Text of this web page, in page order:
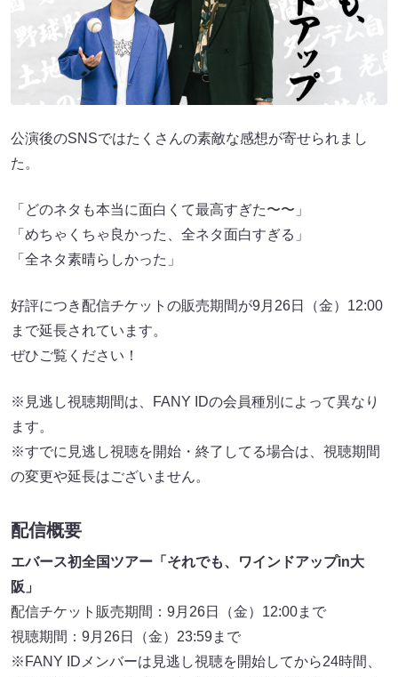
公演後のSNSではたくさんの素敵な感想が寄せられまし
た。
「どのネタも本当に面白くて最高すぎた〜〜」
「めちゃくちゃ良かった、全ネタ面白すぎる」
「全ネタ素晴らしかった」
好評につき配信チケットの販売期間が9月26日（金）12:00
まで延長されています。
ぜひご覧ください！
※見逃し視聴期間は、FANY IDの会員種別によって異なり
ます。
※すでに見逃し視聴を開始・終了してる場合は、視聴期間
の変更や延長はございません。
配信概要
エバース初全国ツアー「それでも、ワインドアップin大
阪」
配信チケット販売期間：9月26日（金）12:00まで
視聴期間：9月26日（金）23:59まで
※FANY IDメンバーは見逃し視聴を開始してから24時間、